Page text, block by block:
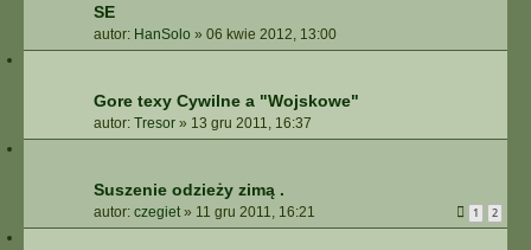
SE
autor: HanSolo » 06 kwie 2012, 13:00
Gore texy Cywilne a "Wojskowe"
autor: Tresor » 13 gru 2011, 16:37
Suszenie odzieży zimą .
autor: czegiet» 11 gru 2011, 16:21 1 2